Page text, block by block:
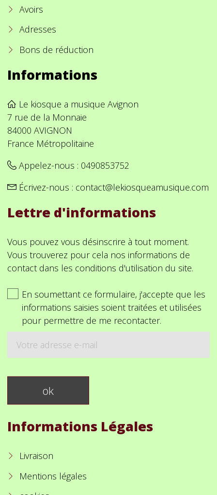
Avoirs
Adresses
Bons de réduction
Informations
Le kiosque a musique Avignon
7 rue de la Monnaie
84000 AVIGNON
France Métropolitaine
Appelez-nous : 0490853752
Écrivez-nous : contact@lekiosqueamusique.com
Lettre d'informations
Vous pouvez vous désinscrire à tout moment.
Vous trouverez pour cela nos informations de
contact dans les conditions d'utilisation du site.
En soumettant ce formulaire, j'accepte que les
informations saisies soient traitées et utilisées
pour permettre de me recontacter.
Informations Légales
Livraison
Mentions légales